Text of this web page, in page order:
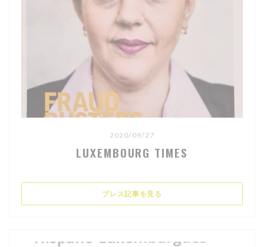
2020/09/27
LUXEMBOURG TIMES
プレス記事を見る